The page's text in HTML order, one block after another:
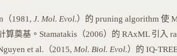
（1981, J. Mol. Evol.）的 pruning algorithm 使
算奠基。Stamatakis（2006）的 RAxML 引入
et al.（2015, Mol. Biol. Evol.）的 IQ-